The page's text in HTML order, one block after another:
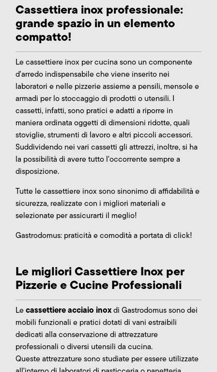
Cassettiera inox professionale:
grande spazio in un elemento
compatto!
Le cassettiere inox per cucina sono un componente
d'arredo indispensabile che viene inserito nei
laboratori e nelle pizzerie assieme a pensili, mensole e
armadi per lo stoccaggio di prodotti o utensili. I
cassetti, infatti, sono pratici e adatti a riporre in
maniera ordinata oggetti di dimensioni ridotte, quali
stoviglie, strumenti di lavoro e altri piccoli accessori.
Suddividendo nei vari cassetti gli attrezzi, inoltre, si ha
la possibilità di avere tutto l'occorrente sempre a
disposizione.
Tutte le cassettiere inox sono sinonimo di affidabilità e
sicurezza, realizzate con i migliori materiali e
selezionate per assicurarti il meglio!
Gastrodomus: praticità e comodità a portata di click!
Le migliori Cassettiere Inox per
Pizzerie e Cucine Professionali
Lecassettiere acciaio inoxdi Gastrodomus sono dei
mobili funzionali e pratici dotati di vani estraibili
dedicati alla conservazione di attrezzature
professionali o diversi utensili da cucina.
Queste attrezzature sono studiate per essere utilizzate